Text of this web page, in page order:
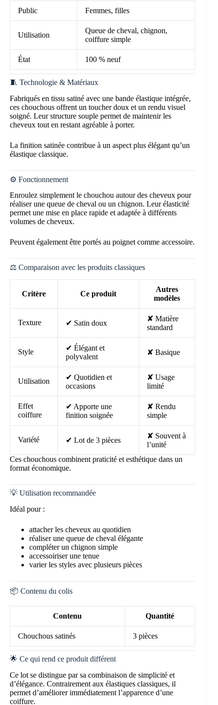
Public Femmes, filles
Utilisation
Queue de cheval, chignon,
coiffure simple
État 100 % neuf
🧵 Technologie & Matériaux
Fabriqués en tissu satiné avec une bande élastique intégrée,
ces chouchous offrent un toucher doux et un rendu visuel
soigné. Leur structure souple permet de maintenir les
cheveux tout en restant agréable à porter.
La finition satinée contribue à un aspect plus élégant qu’un
élastique classique.
⚙️ Fonctionnement
Enroulez simplement le chouchou autour des cheveux pour
réaliser une queue de cheval ou un chignon. Leur élasticité
permet une mise en place rapide et adaptée à différents
volumes de cheveux.
Peuvent également être portés au poignet comme accessoire.
⚖️ Comparaison avec les produits classiques
Critère Ce produit
Autres
modèles
Texture ✔ Satin doux
✘ Matière
standard
Style
✔ Élégant et
polyvalent
✘ Basique
Utilisation
✔ Quotidien et
occasions
✘ Usage
limité
Effet
coiffure
✔ Apporte une
finition soignée
✘ Rendu
simple
Variété ✔ Lot de 3 pièces
✘ Souvent à
l’unité
Ces chouchous combinent praticité et esthétique dans un
format économique.
💡 Utilisation recommandée
Idéal pour :
attacher les cheveux au quotidien
réaliser une queue de cheval élégante
compléter un chignon simple
accessoiriser une tenue
varier les styles avec plusieurs pièces
📦 Contenu du colis
Contenu Quantité
Chouchous satinés 3 pièces
🌟 Ce qui rend ce produit différent
Ce lot se distingue par sa combinaison de simplicité et
d’élégance. Contrairement aux élastiques classiques, il
permet d’améliorer immédiatement l’apparence d’une
coiffure.